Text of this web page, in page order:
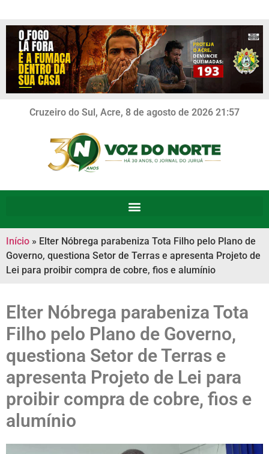
Cruzeiro do Sul, Acre, 8 de agosto de 2026 21:57
Início » Elter Nóbrega parabeniza Tota Filho pelo Plano de
Governo, questiona Setor de Terras e apresenta Projeto de
Lei para proibir compra de cobre, fios e alumínio
Elter Nóbrega parabeniza Tota
Filho pelo Plano de Governo,
questiona Setor de Terras e
apresenta Projeto de Lei para
proibir compra de cobre, fios e
alumínio